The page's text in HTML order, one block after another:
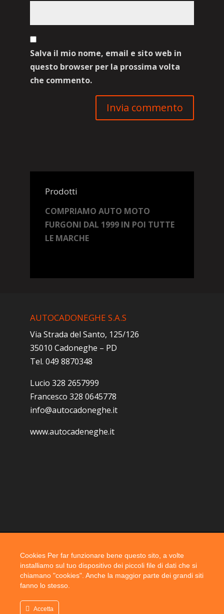
Salva il mio nome, email e sito web in
questo browser per la prossima volta
che commento.
Prodotti
COMPRIAMO AUTO MOTO
FURGONI DAL 1999 IN POI TUTTE
LE MARCHE
AUTOCADONEGHE S.A.S
Via Strada del Santo, 125/126
35010 Cadoneghe – PD
Tel. 049 8870348
Lucio 328 2657999
Francesco 328 0645778
info@autocadoneghe.it
www.autocadeneghe.it
Coyright 2019 @ autocadoneghe s.a.s.
Cookies Per far funzionare bene questo sito, a volte
installiamo sul tuo dispositivo dei piccoli file di dati che si
chiamano "cookies". Anche la maggior parte dei grandi siti
fanno lo stesso.
Accetta